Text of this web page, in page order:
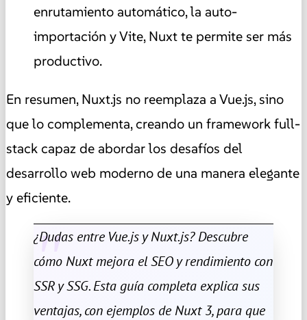
enrutamiento automático, la auto-
importación y Vite, Nuxt te permite ser más
productivo.
En resumen, Nuxt.js no reemplaza a Vue.js, sino
que lo complementa, creando un framework full-
stack capaz de abordar los desafíos del
desarrollo web moderno de una manera elegante
y eficiente.
¿Dudas entre Vue.js y Nuxt.js? Descubre
cómo Nuxt mejora el SEO y rendimiento con
SSR y SSG. Esta guía completa explica sus
ventajas, con ejemplos de Nuxt 3, para que